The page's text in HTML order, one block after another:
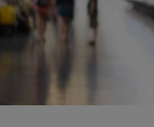
We and our
Use
device
and/or